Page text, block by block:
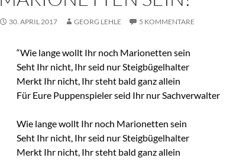
30. APRIL 2017 GEORG LEHLE 5 KOMMENTARE
“Wie lange wollt Ihr noch Marionetten sein
Seht Ihr nicht, Ihr seid nur Steigbügelhalter
Merkt Ihr nicht, Ihr steht bald ganz allein
Für Eure Puppenspieler seid Ihr nur Sachverwalter
Wie lange wollt Ihr noch Marionetten sein
Seht Ihr nicht, Ihr seid nur Steigbügelhalter
Merkt Ihr nicht, Ihr steht bald ganz allein